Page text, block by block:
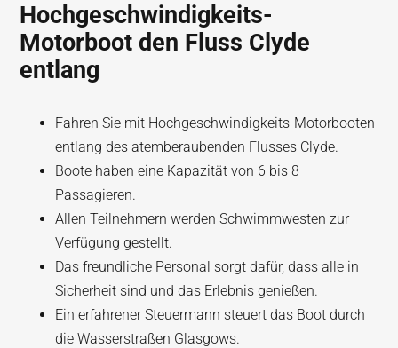
Hochgeschwindigkeits-
Motorboot den Fluss Clyde
entlang
Fahren Sie mit Hochgeschwindigkeits-Motorbooten
entlang des atemberaubenden Flusses Clyde.
Boote haben eine Kapazität von 6 bis 8
Passagieren.
Allen Teilnehmern werden Schwimmwesten zur
Verfügung gestellt.
Das freundliche Personal sorgt dafür, dass alle in
Sicherheit sind und das Erlebnis genießen.
Ein erfahrener Steuermann steuert das Boot durch
die Wasserstraßen Glasgows.